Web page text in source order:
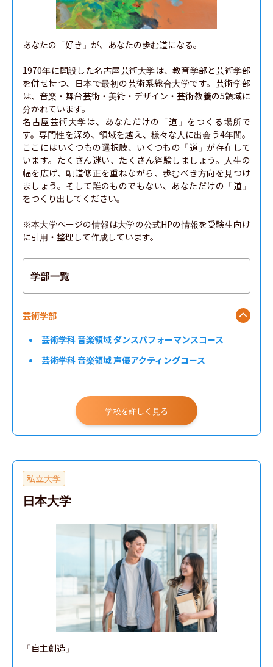
あなたの「好き」が、あなたの歩む道になる。
1970年に開設した名古屋芸術大学は、教育学部と芸術学部
を併せ持つ、日本で最初の芸術系総合大学です。芸術学部
は、音楽・舞台芸術・美術・デザイン・芸術教養の5領域に
分かれています。
名古屋芸術大学は、あなただけの「道」をつくる場所で
す。専門性を深め、領域を越え、様々な人に出会う4年間。
ここにはいくつもの選択肢、いくつもの「道」が存在して
います。たくさん迷い、たくさん経験しましょう。人生の
幅を広げ、軌道修正を重ねながら、歩むべき方向を見つけ
ましょう。そして誰のものでもない、あなただけの「道」
をつくり出してください。
※本大学ページの情報は大学の公式HPの情報を受験生向け
に引用・整理して作成しています。
学部一覧
芸術学部
芸術学科 音楽領域 ダンスパフォーマンスコース
芸術学科 音楽領域 声優アクティングコース
学校を詳しく見る
私立大学
日本大学
「自主創造」